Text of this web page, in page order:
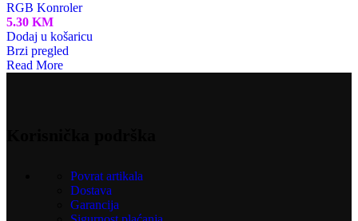
RGB Konroler
5.30 KM
Dodaj u košaricu
Brzi pregled
Read More
Povrat artikala
Dostava
Garancija